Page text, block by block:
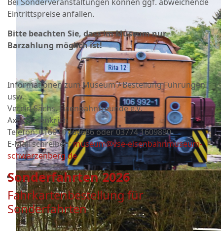
Eintrittspreise anfallen.
Bitte beachten Sie, dass im Museum nur
Barzahlung möglich ist!
Informationen zum Museum / Bestellung Führungen
usw.
Verein Sächs. Eisenbahnfreunde e.V.
Axel Schlenkrich
Telefon: 0160 97464686 oder03774 1609890
E-Mail schreiben:museum@vse-eisenbahnmuseum-
schwarzenberg.de
Sonderfahrten 2026
Fahrkartenbestellung für
Sonderfahrten